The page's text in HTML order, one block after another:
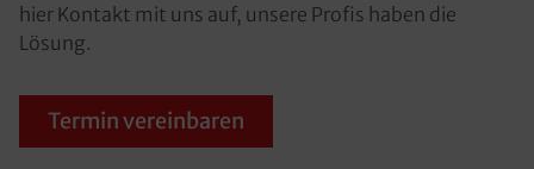
hier Kontakt mit uns auf, unsere Profis haben die
Lösung.
Termin vereinbaren